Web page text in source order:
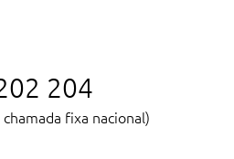
204
fixa nacional)